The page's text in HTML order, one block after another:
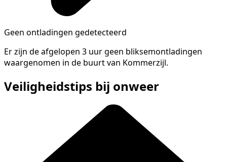
Geen ontladingen gedetecteerd
Er zijn de afgelopen 3 uur geen bliksemontladingen
waargenomen in de buurt van Kommerzijl.
Veiligheidstips bij onweer